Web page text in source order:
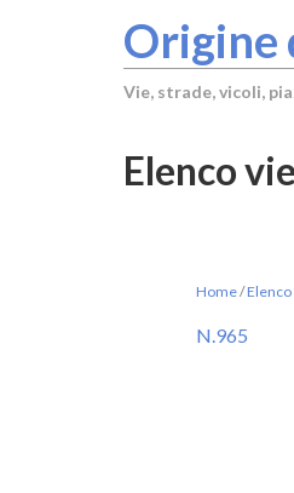
Origine
Vie, strade, vicoli,
Elenco
Home/Elenco
N.965